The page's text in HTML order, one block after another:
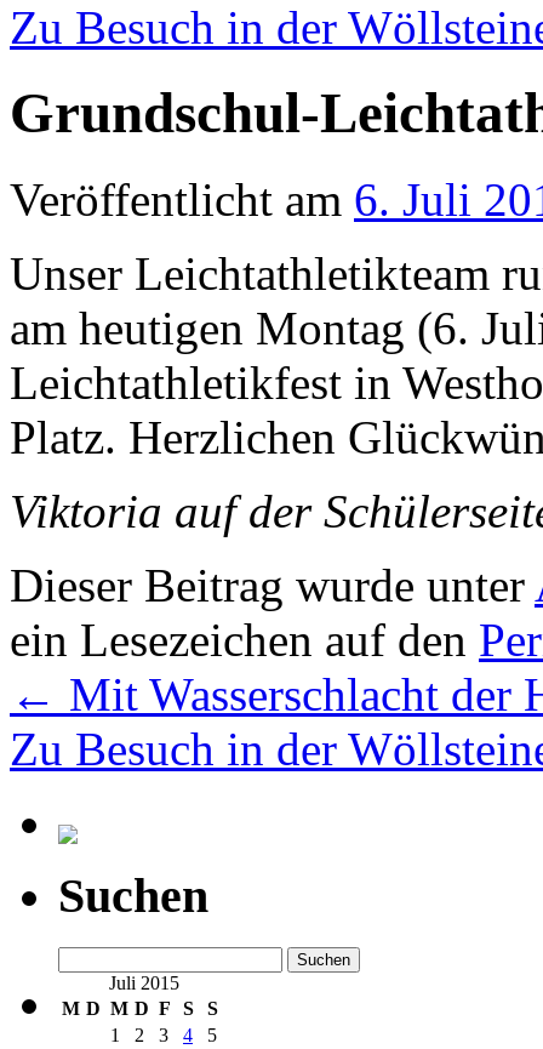
Zu Besuch in der
Grundschul-
Veröffentlicht am 6. Juli
Unser Leichtathletikteam
am heutigen Montag (6.
Leichtathletikfest in
Platz. Herzlichen
Viktoria auf der
Dieser Beitrag wurde unter
ein Lesezeichen auf den
← Mit Wasserschlacht der
Zu Besuch in der
Suchen
nach: Juli 2015
M D M D F S
S
1
2 3 4
5